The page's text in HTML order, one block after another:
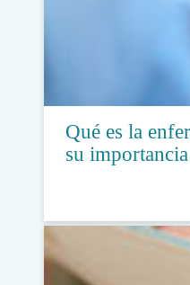
Qué es la
su importancia